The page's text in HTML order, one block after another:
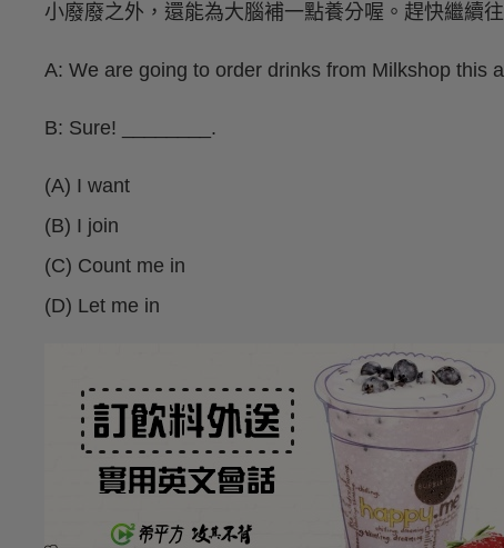
小廢廢之外，還能為大腦補一點養分喔。趕快繼續往
A: We are going to order drinks from Milkshop this
B: Sure! ________.
(A) I want
(B) I join
(C) Count me in
(D) Let me in